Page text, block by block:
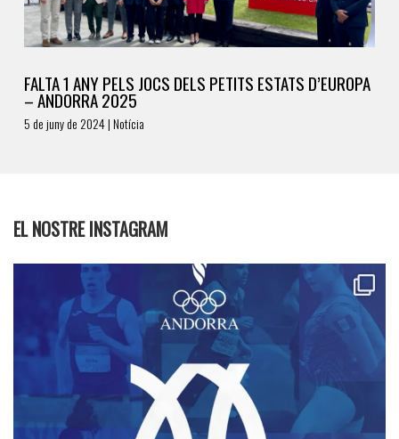
FALTA 1 ANY PELS JOCS DELS PETITS ESTATS D’EUROPA
– ANDORRA 2025
5 de juny de 2024 | Notícia
EL NOSTRE INSTAGRAM